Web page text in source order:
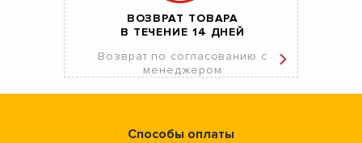
ВОЗВРАТ ТОВАРА
В ТЕЧЕНИЕ 14 ДНЕЙ
Возврат по согласованию с
менеджером
Способы оплаты